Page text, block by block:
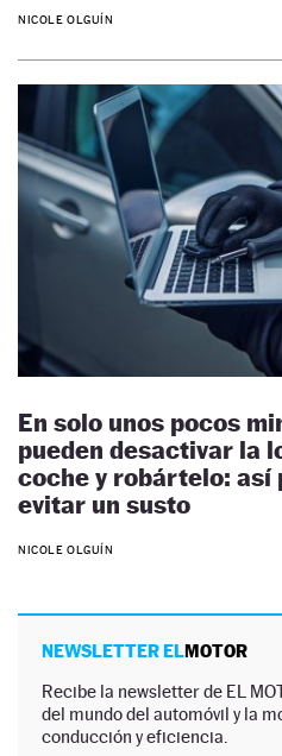
NICOLE OLGUÍN
En solo unos pocos
pueden desactivar la
coche y robártelo: así
evitar un susto
NICOLE OLGUÍN
NEWSLETTER ELMOTOR
Recibe la newsletter de EL
del mundo del automóvil y la
conducción y eficiencia.